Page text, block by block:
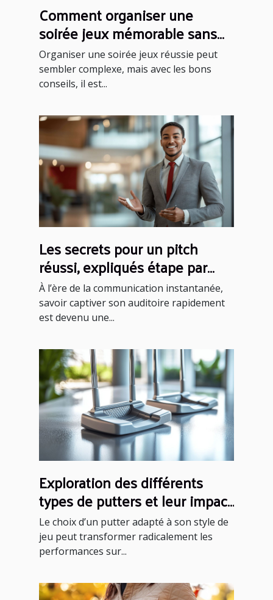
Comment organiser une
soirée jeux mémorable sans
effort ?
Organiser une soirée jeux réussie peut
sembler complexe, mais avec les bons
conseils, il est...
Les secrets pour un pitch
réussi, expliqués étape par
étape
À l’ère de la communication instantanée,
savoir captiver son auditoire rapidement
est devenu une...
Exploration des différents
types de putters et leur impact
sur votre performance
Le choix d’un putter adapté à son style de
jeu peut transformer radicalement les
performances sur...